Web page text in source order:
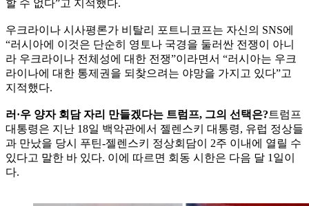
할 수 없다”고 지적했다.
우크라이나 시사평론가 비탈리 포트니코프는 자신의 SNS에
“러시아에 이것은 단순히 영토나 국경을 둘러싼 전쟁이 아니
라 우크라이나 전체성에 대한 전쟁”이라면서 “러시아는 우크
라이나에 대한 통제권을 되찾으려는 야망을 가지고 있다”고
지적했다.
러·우 양자 회담 자리 만들겠다는 트럼프, 그의 선택은? 트럼프
대통령은 지난 18일 백악관에서 젤렌스키 대통령, 유럽 정상들
과 만났을 당시 푸틴-젤렌스키 정상회담이 2주 이내에 열릴 수
있다고 말한 바 있다. 이에 따르면 회동 시한은 다음 달 1일이
다.